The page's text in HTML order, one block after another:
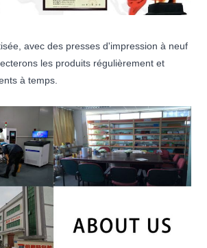
avec des presses d'impression à neuf
les produits régulièrement et
à temps.